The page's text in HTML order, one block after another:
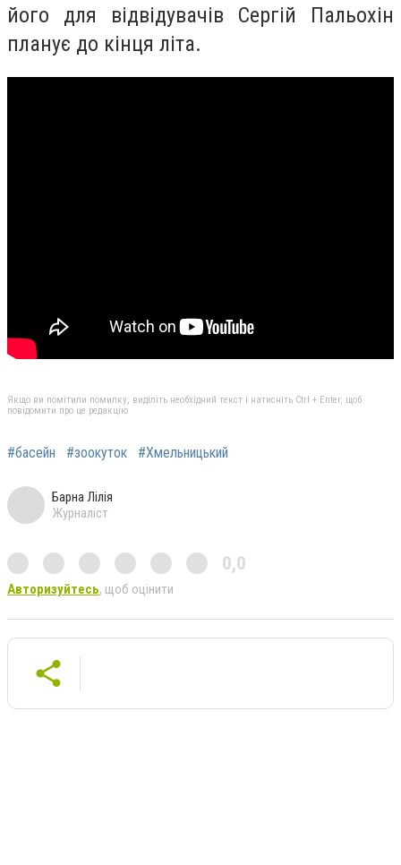
його для відвідувачів Сергій Пальохін
планує до кінця літа.
Якщо ви помітили помилку, виділіть необхідний текст і натисніть Ctrl + Enter, щоб
повідомити про це редакцію
#басейн #зоокуток #Хмельницький
Барна Лілія
Журналіст
0,0
Авторизуйтесь, щоб оцінити